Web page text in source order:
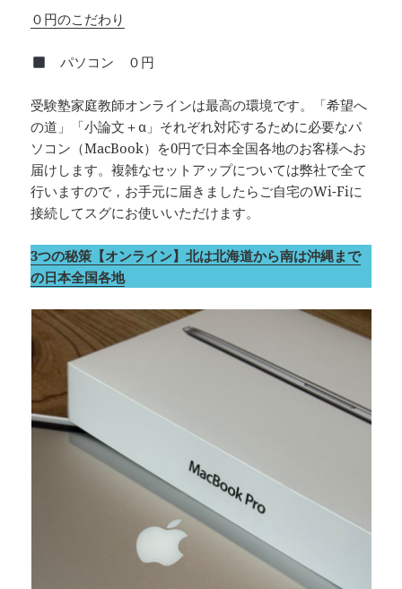
０円のこだわり
パソコン ０円
受験塾家庭教師オンラインは最高の環境です。「希望へ
の道」「小論文＋α」それぞれ対応するために必要なパ
ソコン（MacBook）を0円で日本全国各地のお客様へお
届けします。複雑なセットアップについては弊社で全て
行いますので，お手元に届きましたらご自宅のWi-Fiに
接続してスグにお使いいただけます。
3つの秘策【オンライン】北は北海道から南は沖縄まで
の日本全国各地